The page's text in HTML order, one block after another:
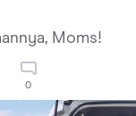
Moms!
0